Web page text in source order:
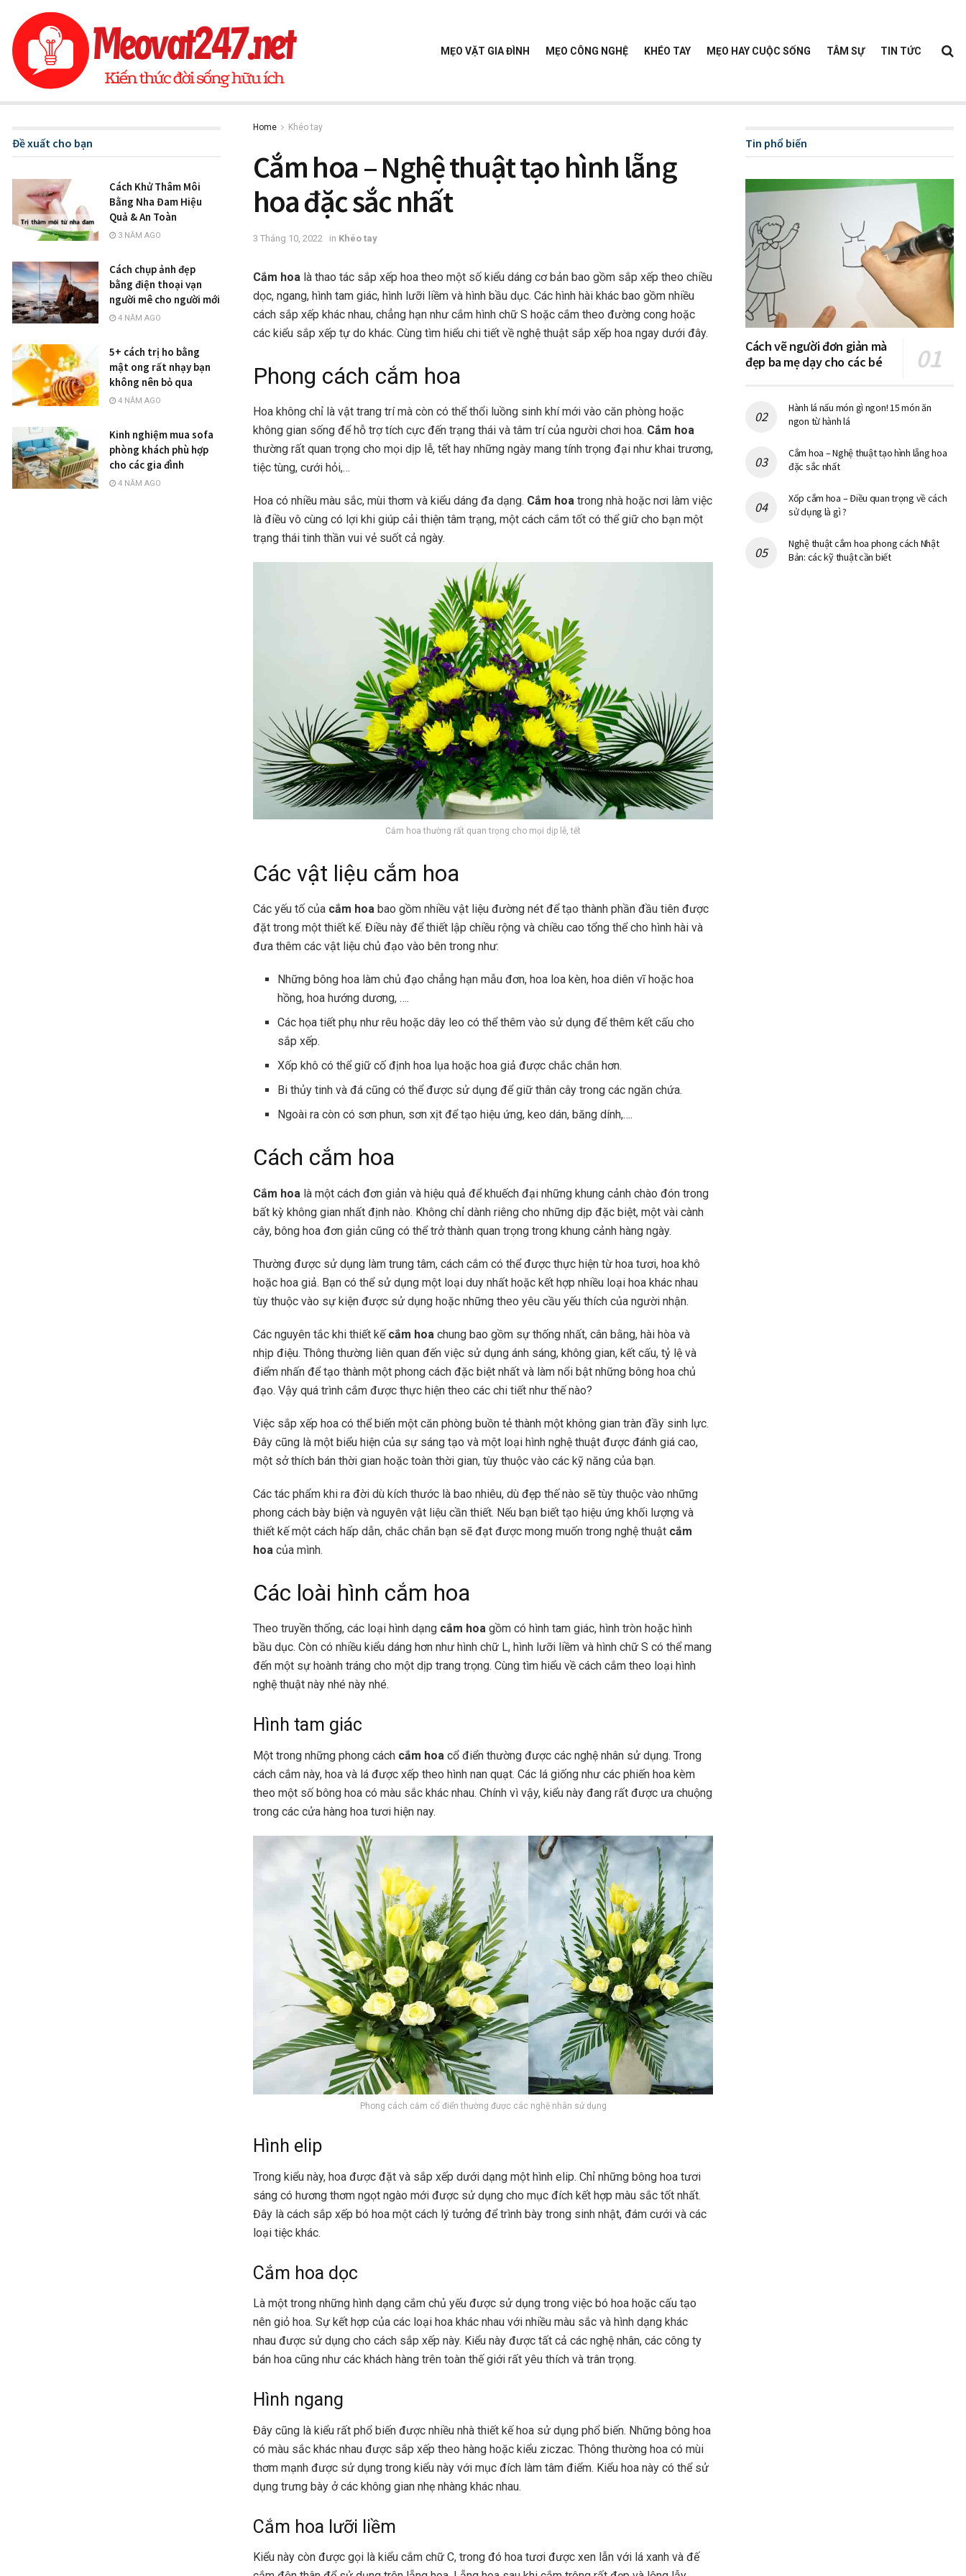
MẸO VẶT GIA ĐÌNH MẸO CÔNG NGHỆ KHÉO TAY MẸO HAY CUỘC SỐNG TÂM SỰ TIN TỨC
Home Khéo tay
Cắm hoa – Nghệ thuật tạo hình lẵng
hoa đặc sắc nhất
3 Tháng 10, 2022 in Khéo tay
Cắm hoa là thao tác sắp xếp hoa theo một số kiểu dáng cơ bản bao gồm sắp xếp theo chiều
dọc, ngang, hình tam giác, hình lưỡi liềm và hình bầu dục. Các hình hài khác bao gồm nhiều
cách sắp xếp khác nhau, chẳng hạn như cắm hình chữ S hoặc cắm theo đường cong hoặc
các kiểu sắp xếp tự do khác. Cùng tìm hiểu chi tiết về nghệ thuật sắp xếp hoa ngay dưới đây.
Phong cách cắm hoa
Hoa không chỉ là vật trang trí mà còn có thể thổi luồng sinh khí mới vào căn phòng hoặc
không gian sống để hỗ trợ tích cực đến trạng thái và tâm trí của người chơi hoa. Cắm hoa
thường rất quan trọng cho mọi dịp lễ, tết hay những ngày mang tính trọng đại như khai trương,
tiệc tùng, cưới hỏi,…
Hoa có nhiều màu sắc, mùi thơm và kiểu dáng đa dạng. Cắm hoa trong nhà hoặc nơi làm việc
là điều vô cùng có lợi khi giúp cải thiện tâm trạng, một cách cắm tốt có thể giữ cho bạn một
trạng thái tinh thần vui vẻ suốt cả ngày.
Cắm hoa thường rất quan trọng cho mọi dịp lễ, tết
Các vật liệu cắm hoa
Các yếu tố của cắm hoa bao gồm nhiều vật liệu đường nét để tạo thành phần đầu tiên được
đặt trong một thiết kế. Điều này để thiết lập chiều rộng và chiều cao tổng thể cho hình hài và
đưa thêm các vật liệu chủ đạo vào bên trong như:
Những bông hoa làm chủ đạo chẳng hạn mẫu đơn, hoa loa kèn, hoa diên vĩ hoặc hoa
hồng, hoa hướng dương, ….
Các họa tiết phụ như rêu hoặc dây leo có thể thêm vào sử dụng để thêm kết cấu cho
sắp xếp.
Xốp khô có thể giữ cố định hoa lụa hoặc hoa giả được chắc chắn hơn.
Bi thủy tinh và đá cũng có thể được sử dụng để giữ thân cây trong các ngăn chứa.
Ngoài ra còn có sơn phun, sơn xịt để tạo hiệu ứng, keo dán, băng dính,….
Cách cắm hoa
Cắm hoa là một cách đơn giản và hiệu quả để khuếch đại những khung cảnh chào đón trong
bất kỳ không gian nhất định nào. Không chỉ dành riêng cho những dịp đặc biệt, một vài cành
cây, bông hoa đơn giản cũng có thể trở thành quan trọng trong khung cảnh hàng ngày.
Thường được sử dụng làm trung tâm, cách cắm có thể được thực hiện từ hoa tươi, hoa khô
hoặc hoa giả. Bạn có thể sử dụng một loại duy nhất hoặc kết hợp nhiều loại hoa khác nhau
tùy thuộc vào sự kiện được sử dụng hoặc những theo yêu cầu yếu thích của người nhận.
Các nguyên tắc khi thiết kế cắm hoa chung bao gồm sự thống nhất, cân bằng, hài hòa và
nhịp điệu. Thông thường liên quan đến việc sử dụng ánh sáng, không gian, kết cấu, tỷ lệ và
điểm nhấn để tạo thành một phong cách đặc biệt nhất và làm nổi bật những bông hoa chủ
đạo. Vậy quá trình cắm được thực hiện theo các chi tiết như thế nào?
Việc sắp xếp hoa có thể biến một căn phòng buồn tẻ thành một không gian tràn đầy sinh lực.
Đây cũng là một biểu hiện của sự sáng tạo và một loại hình nghệ thuật được đánh giá cao,
một sở thích bán thời gian hoặc toàn thời gian, tùy thuộc vào các kỹ năng của bạn.
Các tác phẩm khi ra đời dù kích thước là bao nhiêu, dù đẹp thế nào sẽ tùy thuộc vào những
phong cách bày biện và nguyên vật liệu cần thiết. Nếu bạn biết tạo hiệu ứng khối lượng và
thiết kế một cách hấp dẫn, chắc chắn bạn sẽ đạt được mong muốn trong nghệ thuật cắm
hoa của mình.
Các loài hình cắm hoa
Theo truyền thống, các loại hình dạng cắm hoa gồm có hình tam giác, hình tròn hoặc hình
bầu dục. Còn có nhiều kiểu dáng hơn như hình chữ L, hình lưỡi liềm và hình chữ S có thể mang
đến một sự hoành tráng cho một dịp trang trọng. Cùng tìm hiểu về cách cắm theo loại hình
nghệ thuật này nhé này nhé.
Hình tam giác
Một trong những phong cách cắm hoa cổ điển thường được các nghệ nhân sử dụng. Trong
cách cắm này, hoa và lá được xếp theo hình nan quạt. Các lá giống như các phiến hoa kèm
theo một số bông hoa có màu sắc khác nhau. Chính vì vậy, kiểu này đang rất được ưa chuộng
trong các cửa hàng hoa tươi hiện nay.
Phong cách cắm cổ điển thường được các nghệ nhân sử dụng
Hình elip
Trong kiểu này, hoa được đặt và sắp xếp dưới dạng một hình elip. Chỉ những bông hoa tươi
sáng có hương thơm ngọt ngào mới được sử dụng cho mục đích kết hợp màu sắc tốt nhất.
Đây là cách sắp xếp bó hoa một cách lý tưởng để trình bày trong sinh nhật, đám cưới và các
loại tiệc khác.
Cắm hoa dọc
Là một trong những hình dạng cắm chủ yếu được sử dụng trong việc bó hoa hoặc cấu tạo
nên giỏ hoa. Sự kết hợp của các loại hoa khác nhau với nhiều màu sắc và hình dạng khác
nhau được sử dụng cho cách sắp xếp này. Kiểu này được tất cả các nghệ nhân, các công ty
bán hoa cũng như các khách hàng trên toàn thế giới rất yêu thích và trân trọng.
Hình ngang
Đây cũng là kiểu rất phổ biến được nhiều nhà thiết kế hoa sử dụng phổ biến. Những bông hoa
có màu sắc khác nhau được sắp xếp theo hàng hoặc kiểu ziczac. Thông thường hoa có mùi
thơm mạnh được sử dụng trong kiểu này với mục đích làm tâm điểm. Kiểu hoa này có thể sử
dụng trưng bày ở các không gian nhẹ nhàng khác nhau.
Cắm hoa lưỡi liềm
Kiểu này còn được gọi là kiểu cắm chữ C, trong đó hoa tươi được xen lẫn với lá xanh và đế
Đề xuất cho bạn
Cách Khử Thâm Môi
Bằng Nha Đam Hiệu
Quả & An Toàn
3 NĂM AGO
Cách chụp ảnh đẹp
bằng điện thoại vạn
người mê cho người mới
4 NĂM AGO
5+ cách trị ho bằng
mật ong rất nhạy bạn
không nên bỏ qua
4 NĂM AGO
Kinh nghiệm mua sofa
phòng khách phù hợp
cho các gia đình
4 NĂM AGO
Tin phổ biến
Cách vẽ người đơn giản mà
đẹp ba mẹ dạy cho các bé
Hành lá nấu món gì ngon! 15 món ăn
ngon từ hành lá
Cắm hoa – Nghệ thuật tạo hình lẵng hoa
đặc sắc nhất
Xốp cắm hoa – Điều quan trọng về cách
sử dụng là gì ?
Nghệ thuật cắm hoa phong cách Nhật
Bản: các kỹ thuật cần biết